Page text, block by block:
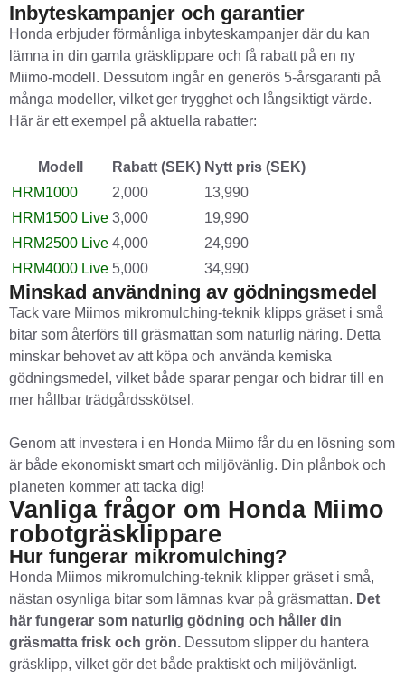
Inbyteskampanjer och garantier
Honda erbjuder förmånliga inbyteskampanjer där du kan
lämna in din gamla gräsklippare och få rabatt på en ny
Miimo-modell. Dessutom ingår en generös 5-årsgaranti på
många modeller, vilket ger trygghet och långsiktigt värde.
Här är ett exempel på aktuella rabatter:
Modell Rabatt (SEK) Nytt pris (SEK)
HRM1000
2,000
13,990
HRM1500 Live 3,000
19,990
HRM2500 Live 4,000
24,990
HRM4000 Live 5,000 34,990
Minskad användning av gödningsmedel
Tack vare Miimos mikromulching-teknik klipps gräset i små
bitar som återförs till gräsmattan som naturlig näring. Detta
minskar behovet av att köpa och använda kemiska
gödningsmedel, vilket både sparar pengar och bidrar till en
mer hållbar trädgårdsskötsel.
Genom att investera i en Honda Miimo får du en lösning som
är både ekonomiskt smart och miljövänlig. Din plånbok och
planeten kommer att tacka dig!
Vanliga frågor om Honda Miimo
robotgräsklippare
Hur fungerar mikromulching?
Honda Miimos mikromulching-teknik klipper gräset i små,
nästan osynliga bitar som lämnas kvar på gräsmattan. Det
här fungerar som naturlig gödning och håller din
gräsmatta frisk och grön. Dessutom slipper du hantera
gräsklipp, vilket gör det både praktiskt och miljövänligt.